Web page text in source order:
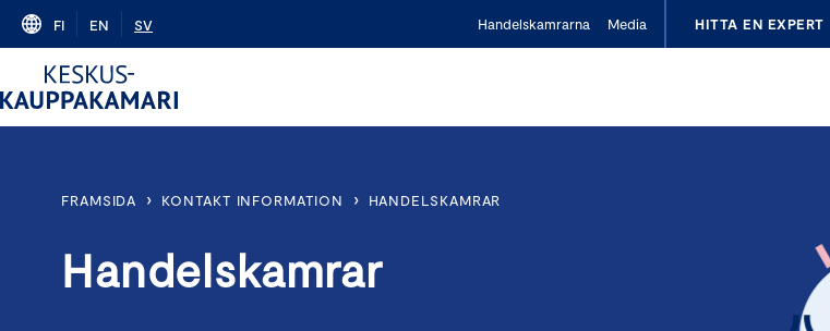
Skip
content
FI EN SV Handelskamrarna Media HITTA EN EXPERT
FRAMSIDA › KONTAKT INFORMATION › HANDELSKAMRAR
Handelskamrar